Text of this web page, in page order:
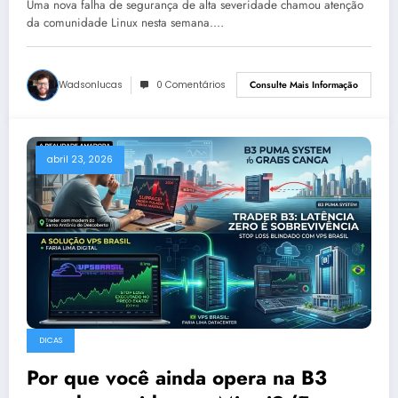
exposto
Uma nova falha de segurança de alta severidade chamou atenção
da comunidade Linux nesta semana.…
Wadsonlucas 0 Comentários Consulte Mais Informação
abril 23, 2026
DICAS
Por que você ainda opera na B3